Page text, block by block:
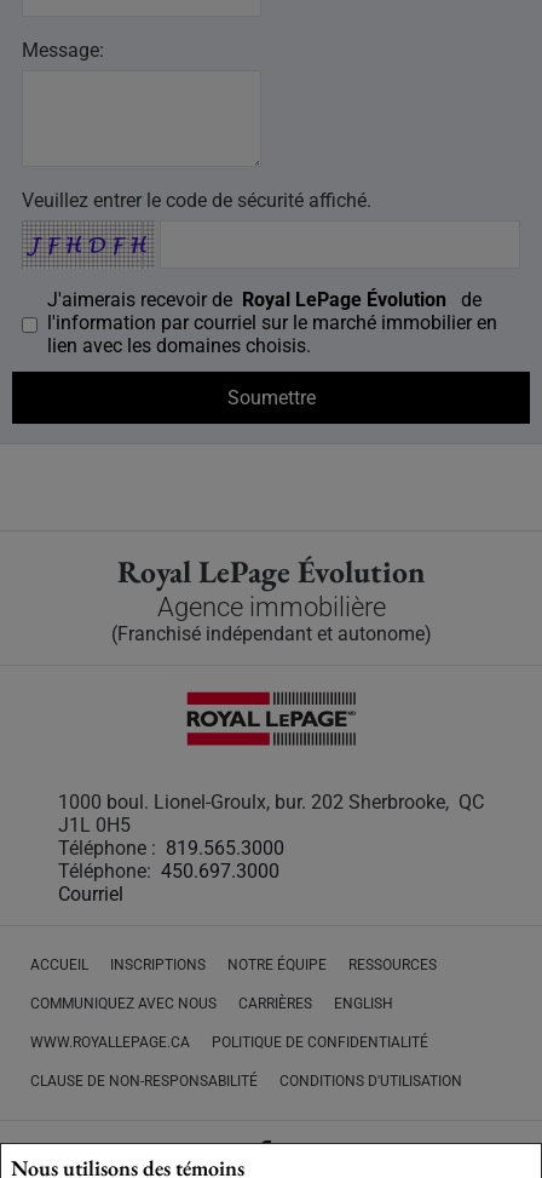
Nous utilisons des témoins
Message:
Veuillez entrer le code de sécurité affiché.
J'aimerais recevoir de Royal LePage Évolution
de
l'information par courriel sur le marché immobilier en
lien avec les domaines choisis.
Royal LePage Évolution
Agence immobilière
(Franchisé indépendant et autonome)
1000 boul. Lionel-Groulx, bur. 202 Sherbrooke, QC
J1L 0H5
Téléphone : 819.565.3000
Téléphone: 450.697.3000
Courriel
ACCUEIL INSCRIPTIONS NOTRE ÉQUIPE RESSOURCES
COMMUNIQUEZ AVEC NOUS CARRIÈRES ENGLISH
WWW.ROYALLEPAGE.CA POLITIQUE DE CONFIDENTIALITÉ
CLAUSE DE NON-RESPONSABILITÉ CONDITIONS D'UTILISATION